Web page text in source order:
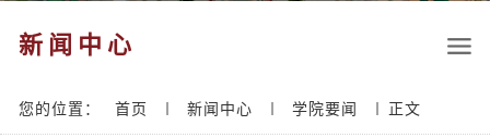
新闻中心
您的位置： 首页 新闻中心 学院要闻 正文